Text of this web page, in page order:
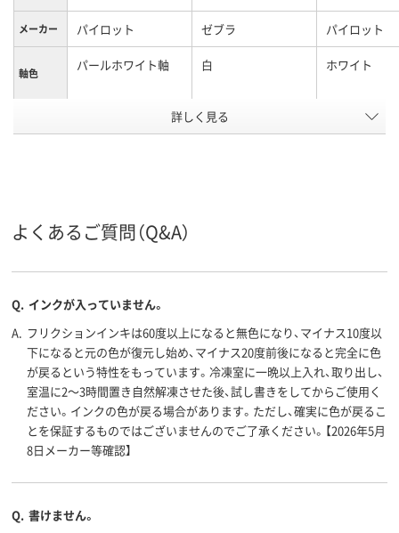
メーカー パイロット ゼブラ パイロット
軸色 パールホワイト軸 白 ホワイト
0.5mm
（ゲルインク）
商品環境
85
詳しく見る
よくあるご質問（Q&A）
Q. インクが入っていません。
A. フリクションインキは60度以上になると無色になり、マイナス10度以
下になると元の色が復元し始め、マイナス20度前後になると完全に色
が戻るという特性をもっています。冷凍室に一晩以上入れ、取り出し、
室温に2～3時間置き自然解凍させた後、試し書きをしてからご使用く
ださい。インクの色が戻る場合があります。ただし、確実に色が戻るこ
とを保証するものではございませんのでご了承ください。【2026年5月
8日メーカー等確認】
Q. 書けません。